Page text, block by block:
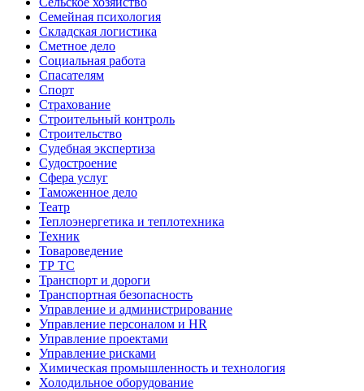
Семейная психология
Складская логистика
Сметное дело
Социальная работа
Спасателям
Спорт
Страхование
Строительный контроль
Строительство
Судебная экспертиза
Судостроение
Сфера услуг
Таможенное дело
Театр
Теплоэнергетика и теплотехника
Техник
Товароведение
ТР ТС
Транспорт и дороги
Транспортная безопасность
Управление и администрирование
Управление персоналом и HR
Управление проектами
Управление рисками
Химическая промышленность и технология
Холодильное оборудование